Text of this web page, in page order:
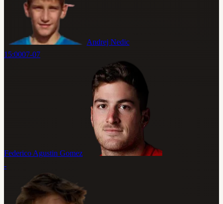
Andrej Nedic
15:0007-07
Federico Agustin Gomez
-